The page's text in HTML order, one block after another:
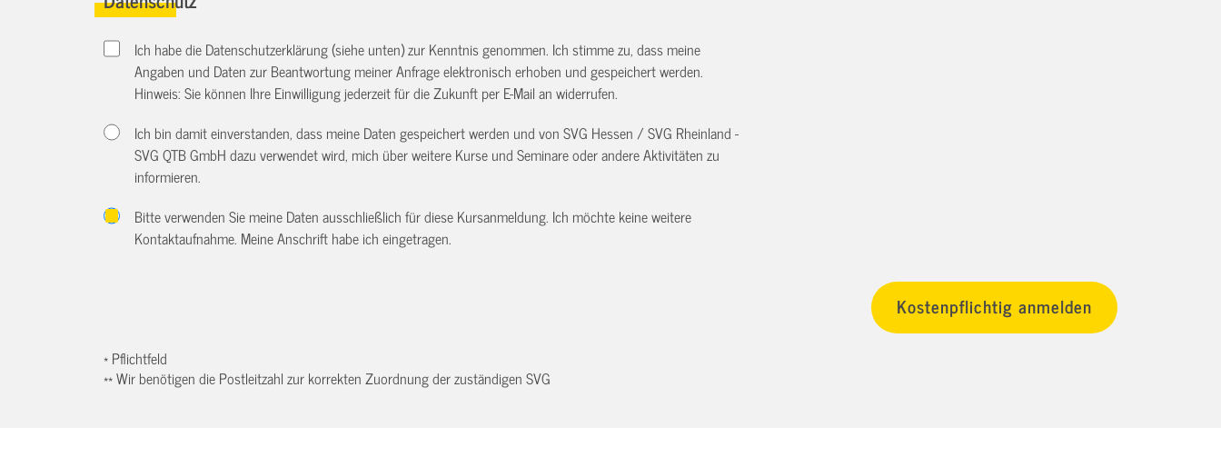
Ich habe die Datenschutzerklärung (siehe unten) zur Kenntnis genommen. Ich stimme zu, dass meine
Angaben und Daten zur Beantwortung meiner Anfrage elektronisch erhoben und gespeichert werden.
Hinweis: Sie können Ihre Einwilligung jederzeit für die Zukunft per E-Mail anwiderrufen.
Ich bin damit einverstanden, dass meine Daten gespeichert werden und von SVG Hessen / SVG Rheinland -
SVG QTB GmbH dazu verwendet wird, mich über weitere Kurse und Seminare oder andere Aktivitäten zu
informieren.
Bitte verwenden Sie meine Daten ausschließlich für diese Kursanmeldung. Ich möchte keine weitere
Kontaktaufnahme. Meine Anschrift habe ich eingetragen.
* Pflichtfeld
** Wir benötigen die Postleitzahl zur korrekten Zuordnung der zuständigen SVG